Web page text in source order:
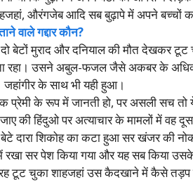
औरंगजेब आदि सब बुढ़ापे में अपने बच्चों
वाले गद्दार कौन?
दो बेटों मुराद और दनियाल की मौत देखकर
रहा। उसने अबुल-फजल जैसे अकबर के
के साथ भी यही हुआ।
प्रेमी के रूप में जानती हो, पर असली सच
की हिंदुओ पर अत्याचार के मामलों में वह
दारा शिकोह का कटा हुआ सर खंजर की
सर पेश किया गया और यह सब किया
टूट चुका शाहजहां उस कैदखाने में कैसे तड़प